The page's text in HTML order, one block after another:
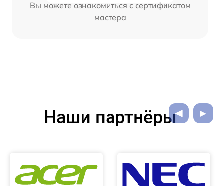
Вы можете ознакомиться с сертификатом
мастера
Наши партнёры